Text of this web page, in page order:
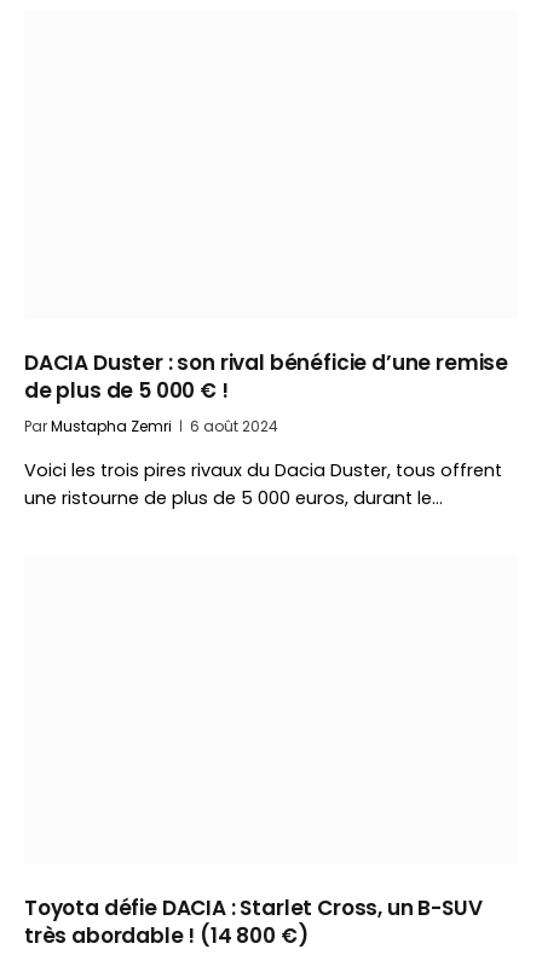
DACIA Duster : son rival bénéficie d’une remise
de plus de 5 000 € !
ParMustapha Zemri 6 août 2024
Voici les trois pires rivaux du Dacia Duster, tous offrent
une ristourne de plus de 5 000 euros, durant le…
Toyota défie DACIA : Starlet Cross, un B-SUV
très abordable ! (14 800 €)